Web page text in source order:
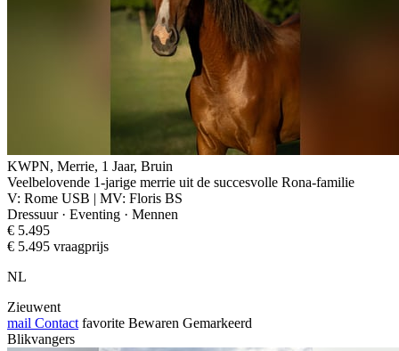
KWPN, Merrie, 1 Jaar, Bruin
Veelbelovende 1-jarige merrie uit de succesvolle Rona-familie
V: Rome USB | MV: Floris BS
Dressuur · Eventing · Mennen
€ 5.495
€ 5.495 vraagprijs
NL
Zieuwent
mail Contact favorite Bewaren Gemarkeerd
Blikvangers